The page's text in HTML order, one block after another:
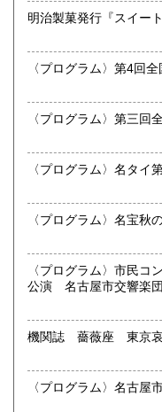
沖縄県
書籍の買取について
買取 買取専用フリ
井上)
す。
御整理・御売却はお気
お電話、メール等でご
書買い取り、古本買い
特に古いもの全般(和
図、宗教、芸能、美術
す。
又書画骨董品も別部門
愛知県・岐阜県を中心
訪問し、見積もり・買
まずはお気軽にご連絡く
お品物を送料着払いで
連絡ご送金いたします
愛知県江南市前
上
明治製菓発行『スイー
〈プログラム〉第4回
〈プログラム〉第三
〈プログラム〉名タイ
〈プログラム〉名宝秋
〈プログラム〉市民
公演 名古屋市交響楽
機関誌 薔薇座 東京
〈プログラム〉名古屋